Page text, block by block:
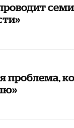
проблема,